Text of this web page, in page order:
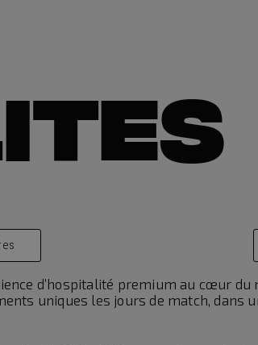
d’hospitalité premium au cœur du
uniques les jours de match, dans